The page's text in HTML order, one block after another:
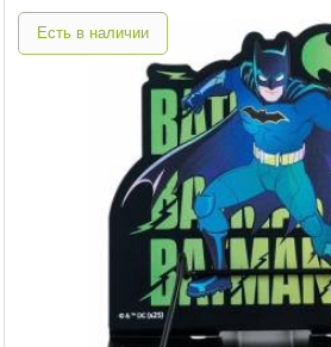
Есть в наличии